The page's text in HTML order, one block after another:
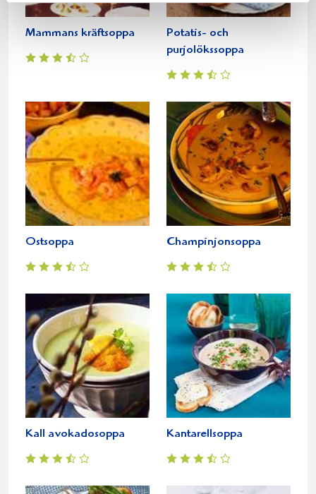
Mammans kräftsoppa
Potatis- och
purjolökssoppa
Ostsoppa Champinjonsoppa
Kall avokadosoppa Kantarellsoppa